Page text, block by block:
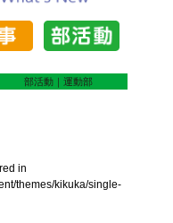
部活動｜運動部
in
themes/kikuka/single-